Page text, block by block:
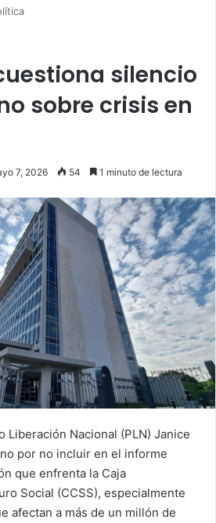
silencio
sobre crisis en
7, 2026 54 1 minuto de lectura
Liberación Nacional (PLN) Janice
por no incluir en el informe
que enfrenta la Caja
Social (CCSS), especialmente
afectan a más de un millón de